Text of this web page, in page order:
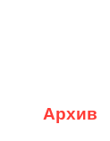
Архив